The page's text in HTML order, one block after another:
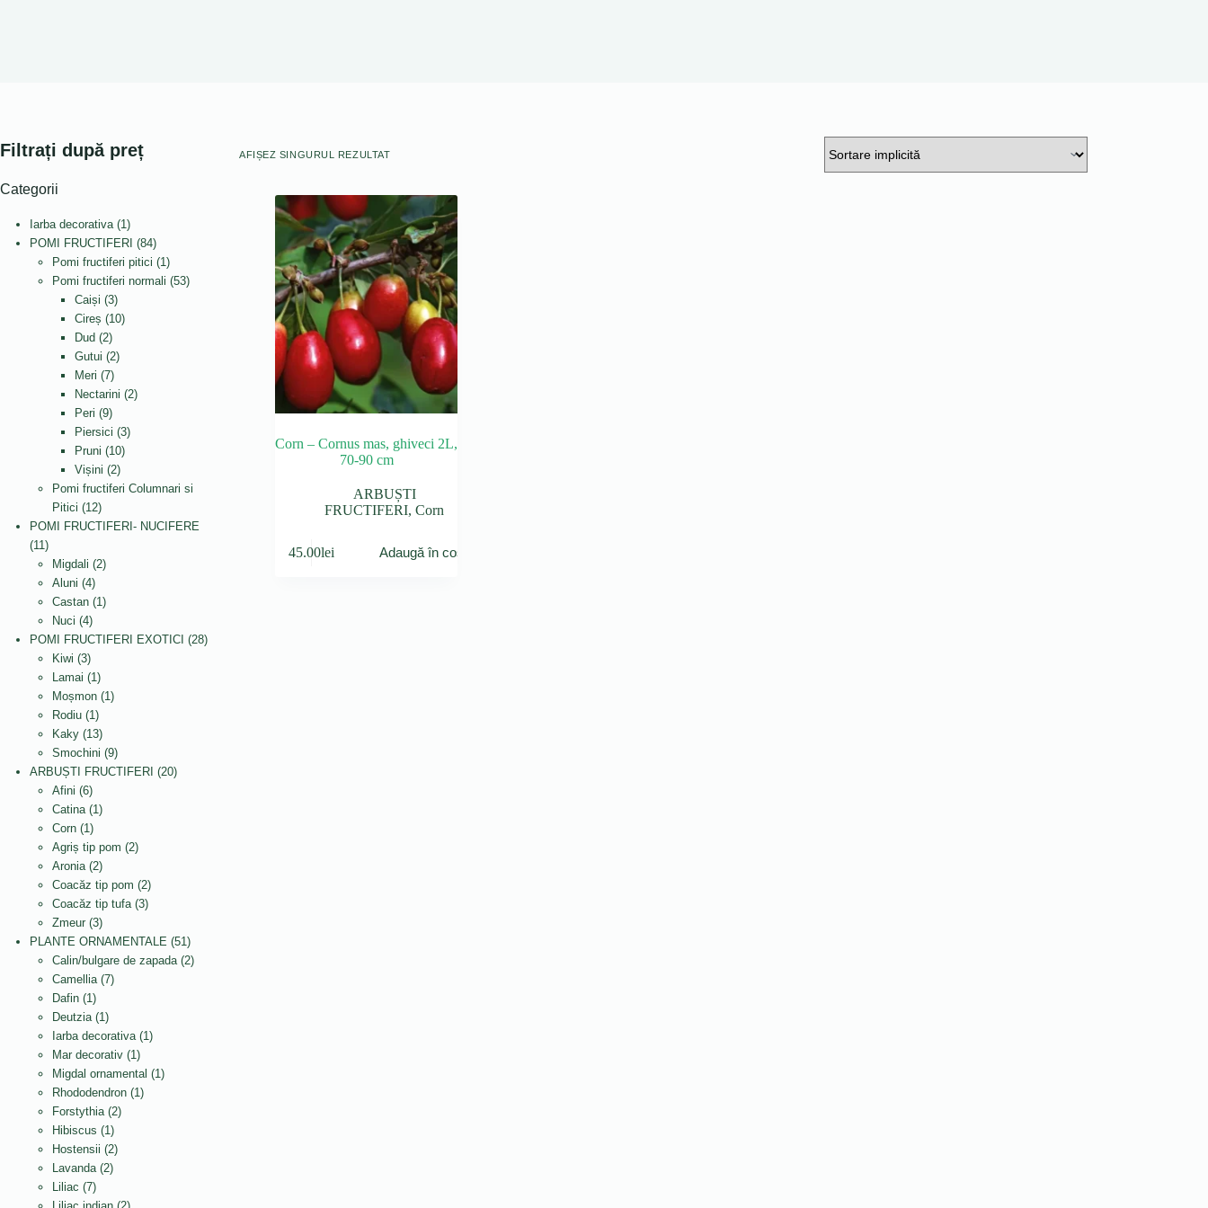
AFIȘEZ SINGURUL REZULTAT
Corn – Cornus mas, ghiveci 2L,
70-90 cm
ARBUȘTI
FRUCTIFERI,Corn
45.00lei Adaugă în coș
Filtrați după preț
Categorii
Iarba decorativa 1 1
produs
POMI FRUCTIFERI 8484
de
produse
Pomi fructiferi pitici 1 1
produs
Pomi fructiferi normali 5353
Caiși 33
produse
Cireș 1010
Dud 22
produse
Gutui 22
Meri 77
produse
Nectarini 22
Peri 99
produse
Piersici 33
Pruni 1010
produse
Vișini 22
produse
Pomi fructiferi Columnari si
Pitici 1212
produse
POMI FRUCTIFERI- NUCIFERE
11 11
produse
Migdali 22
Aluni 44
produse
Castan 1 1
Nuci 44
produse
POMI FRUCTIFERI EXOTICI 2828
Kiwi 33
produse
Lamai 1 1
produs
Moșmon 1 1
Rodiu 1 1
produs
Kaky 1313
produse
Smochini 99
produse
ARBUȘTI FRUCTIFERI 2020
Afini 66
produse
Catina 1 1
Corn 1 1
produs
Agriș tip pom 22
Aronia 22
produse
Coacăz tip pom 22
produse
Coacăz tip tufa 33
Zmeur 33
produse
PLANTE ORNAMENTALE 51 51
de
Calin/bulgare de zapada 22
Camellia 77
Dafin 1 1
produs
Deutzia 1 1
produs
Iarba decorativa 1 1
Mar decorativ 1 1
produs
Migdal ornamental 1 1
Rhododendron 1 1
Forstythia 22
Hibiscus 1 1
produs
Hostensii 22
produse
Lavanda 22
Liliac 77
produse
2